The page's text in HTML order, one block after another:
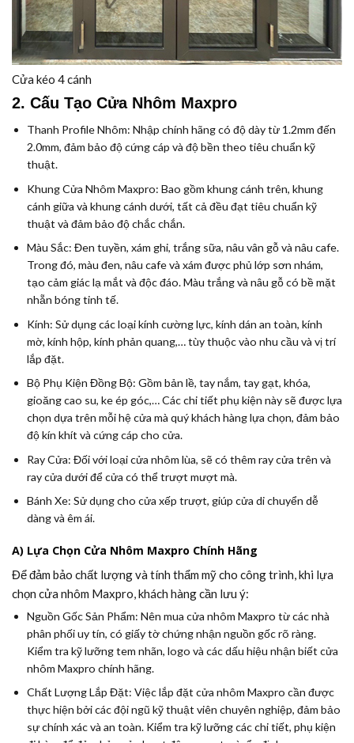
Cửa kéo 4 cánh
2. Cấu Tạo Cửa Nhôm Maxpro
Thanh Profile Nhôm: Nhập chính hãng có độ dày từ 1.2mm đến
2.0mm, đảm bảo độ cứng cáp và độ bền theo tiêu chuẩn kỹ
thuật.
Khung Cửa Nhôm Maxpro: Bao gồm khung cánh trên, khung
cánh giữa và khung cánh dưới, tất cả đều đạt tiêu chuẩn kỹ
thuật và đảm bảo độ chắc chắn.
Màu Sắc: Đen tuyền, xám ghi, trắng sữa, nâu vân gỗ và nâu cafe.
Trong đó, màu đen, nâu cafe và xám được phủ lớp sơn nhám,
tạo cảm giác lạ mắt và độc đáo. Màu trắng và nâu gỗ có bề mặt
nhẵn bóng tinh tế.
Kính: Sử dụng các loại kính cường lực, kính dán an toàn, kính
mờ, kính hộp, kính phản quang,… tùy thuộc vào nhu cầu và vị trí
lắp đặt.
Bộ Phụ Kiện Đồng Bộ: Gồm bản lề, tay nắm, tay gạt, khóa,
gioăng cao su, ke ép góc,… Các chi tiết phụ kiện này sẽ được lựa
chọn dựa trên mỗi hệ cửa mà quý khách hàng lựa chọn, đảm bảo
độ kín khít và cứng cáp cho cửa.
Ray Cửa: Đối với loại cửa nhôm lùa, sẽ có thêm ray cửa trên và
ray cửa dưới để cửa có thể trượt mượt mà.
Bánh Xe: Sử dụng cho cửa xếp trượt, giúp cửa di chuyển dễ
dàng và êm ái.
A) Lựa Chọn Cửa Nhôm Maxpro Chính Hãng
Để đảm bảo chất lượng và tính thẩm mỹ cho công trình, khi lựa
chọn cửa nhôm Maxpro, khách hàng cần lưu ý:
Nguồn Gốc Sản Phẩm: Nên mua cửa nhôm Maxpro từ các nhà
phân phối uy tín, có giấy tờ chứng nhận nguồn gốc rõ ràng.
Kiểm tra kỹ lưỡng tem nhãn, logo và các dấu hiệu nhận biết cửa
nhôm Maxpro chính hãng.
Chất Lượng Lắp Đặt: Việc lắp đặt cửa nhôm Maxpro cần được
thực hiện bởi các đội ngũ kỹ thuật viên chuyên nghiệp, đảm bảo
sự chính xác và an toàn. Kiểm tra kỹ lưỡng các chi tiết, phụ kiện